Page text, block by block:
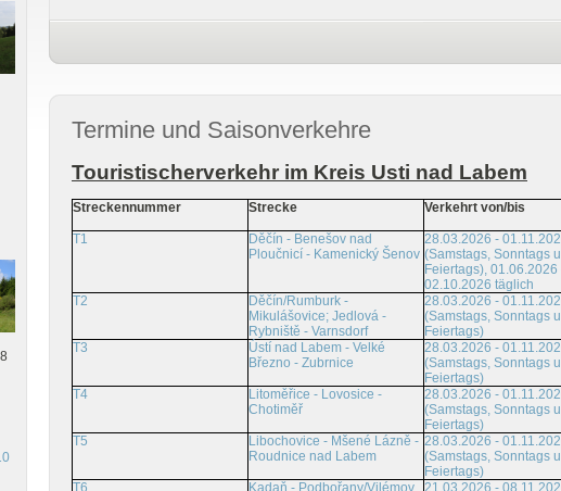
Termine und Saisonverkehre
Touristischerverkehr im Kreis Usti nad Labem
Streckennummer Strecke Verkehrt von/bis
T1
Děčín - Benešov nad
Ploučnicí - Kamenický Šenov
28.03.2026 -
(Samstags, Sonntags
Feiertags), 01.06.2026
02.10.2026 täglich
T2
Děčín/Rumburk -
Mikulášovice; Jedlová -
Rybniště - Varnsdorf
28.03.2026 -
(Samstags, Sonntags
Feiertags)
T3
Ústí nad Labem - Velké
Březno - Zubrnice
28.03.2026 -
(Samstags, Sonntags
Feiertags)
T4
Litoměřice - Lovosice -
Chotiměř
28.03.2026 -
(Samstags, Sonntags
Feiertags)
T5
Libochovice - Mšené Lázně -
Roudnice nad Labem
28.03.2026 -
(Samstags, Sonntags
Feiertags)
T6
Kadaň - Podbořany/Vilémov
21.03.2026 -